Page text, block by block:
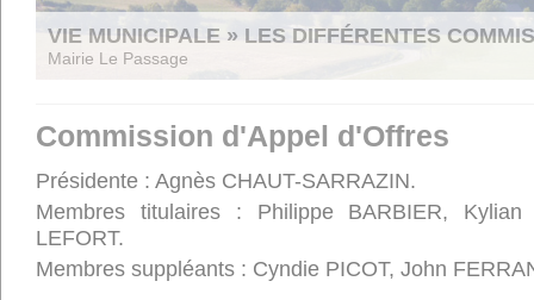
VIE MUNICIPALE » LES DIFFÉRENTES
Mairie Le Passage
Commission d'Appel d'Offres
Présidente : Agnès CHAUT-SARRAZIN.
Membres titulaires : Philippe BARBIER, Kylian
LEFORT.
Membres suppléants : Cyndie PICOT, John